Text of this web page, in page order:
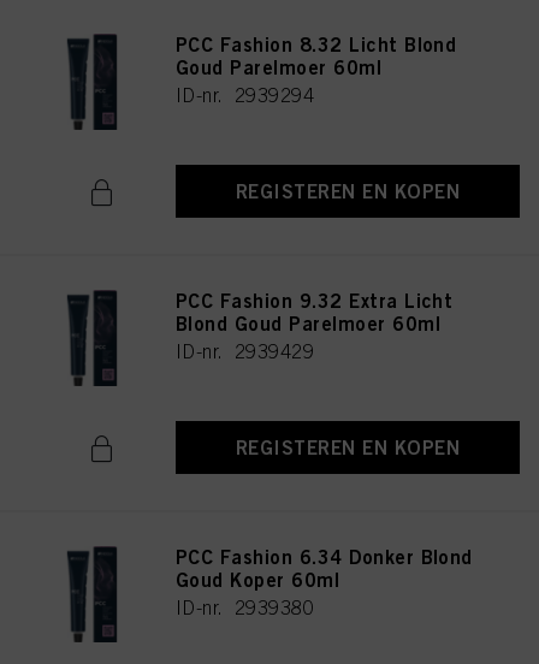
PCC Fashion 8.32 Licht Blond
Goud Parelmoer 60ml
ID-nr. 2939294
REGISTEREN EN KOPEN
PCC Fashion 9.32 Extra Licht
Blond Goud Parelmoer 60ml
ID-nr. 2939429
REGISTEREN EN KOPEN
PCC Fashion 6.34 Donker Blond
Goud Koper 60ml
ID-nr. 2939380